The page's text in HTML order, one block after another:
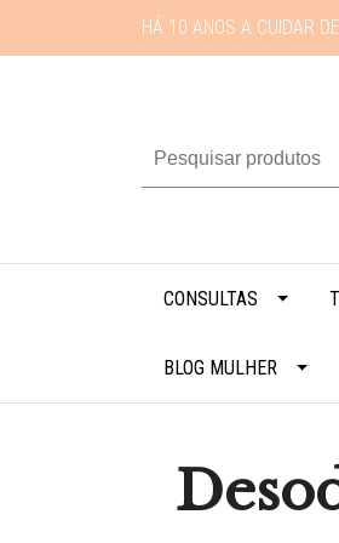
HÁ 10 ANOS A CUIDAR
CONSULTAS
BLOG MULHER